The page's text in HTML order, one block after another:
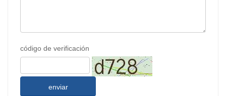
código de verificación
enviar